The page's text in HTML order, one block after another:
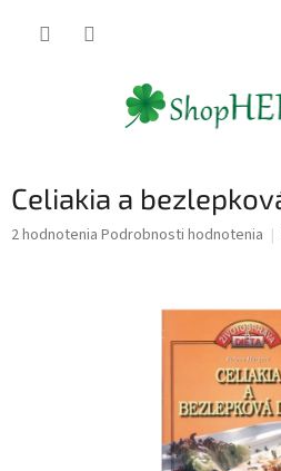
Celiakia a
Priemerné
2 hodnotenia Podrobnosti hodnotenia